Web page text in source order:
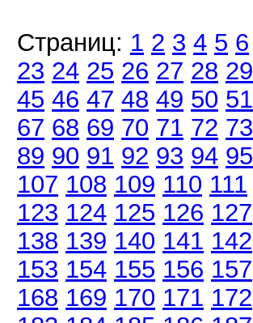
Страниц: 1 2 3 4 5 6
23 24 25 26 27 28 29
45 46 47 48 49 50 51
67 68 69 70 71 72 73
89 90 91 92 93 94 95
107 108 109 110 111
123 124 125 126 127
138 139 140 141 142
153 154 155 156 157
168 169 170 171 172